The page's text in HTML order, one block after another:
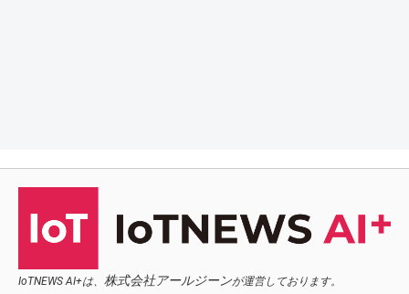
IoTNEWS AI+は、 株式会社アールジーンが運営しております。